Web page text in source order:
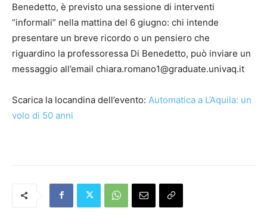
Benedetto, è previsto una sessione di interventi
“informali” nella mattina del 6 giugno: chi intende
presentare un breve ricordo o un pensiero che
riguardino la professoressa Di Benedetto, può inviare un
messaggio all’email chiara.romano1@graduate.univaq.it
Scarica la locandina dell’evento: Automatica a L’Aquila: un
volo di 50 anni